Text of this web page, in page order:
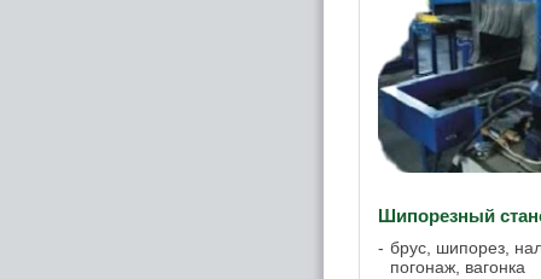
Шипорезный
брус, шипорез,
погонаж, вагонка